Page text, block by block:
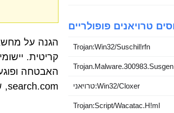
קריטית.
search.com, שמחקרי אבטחה מקשרים אותו לחוטף דפדפנים המכונה Rapid Image Search.
טרויאנים פופולריים
Trojan:Win32/Suschil!rfn
Trojan.Malware.300983.Susgen
טרויאני:Win32/Cloxer
Trojan:Script/Wacatac.H!ml